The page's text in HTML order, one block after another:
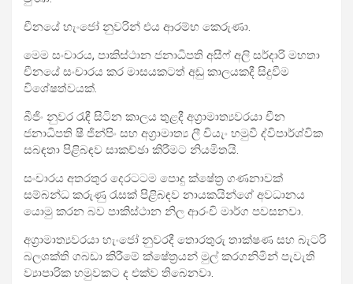
චීනයේ හැංජෝ නුවරින් එය ආරම්භ කෙරුණා.
මෙම සංචාරය, පාකිස්ථාන ජනාධිපති අසීෆ් අලි සර්දාරි මහතා
චීනයේ සංචාරය කර මාසයකටත් අඩු කාලයකදී සිදුවීම
විශේෂත්වයක්.
බීජිං නුවර රැඳී සිටින කාලය තුළදී අග්‍රාමාත්‍යවරයා චීන
ජනාධිපති ෂී ජින්පිං සහ අග්‍රාමාත්‍ය ලී චියැං හමුවී ද්විපාර්ශ්වික
සබඳතා පිළිබඳව සාකච්ඡා කිරීමට නියමිතයි.
සංචාරය අතරතුර දෙරටටම පොදු ක්ෂේත්‍ර ගණනාවක්
සම්බන්ධ කරුණු රැසක් පිළිබඳව නායකයින්ගේ අවධානය
යොමු කරන බව පාකිස්ථාන නිල ආරංචි මාර්ග පවසනවා.
අග්‍රාමාත්‍යවරයා හැංජෝ නුවරදී තොරතුරු තාක්ෂණ සහ බැටරි
බලශක්ති ගබඩා කිරීමේ ක්ෂේත්‍රයන් මුල් කරගනිමින් පැවැති
ව්‍යාපාරික හමුවකට ද එක්ව තිබෙනවා.